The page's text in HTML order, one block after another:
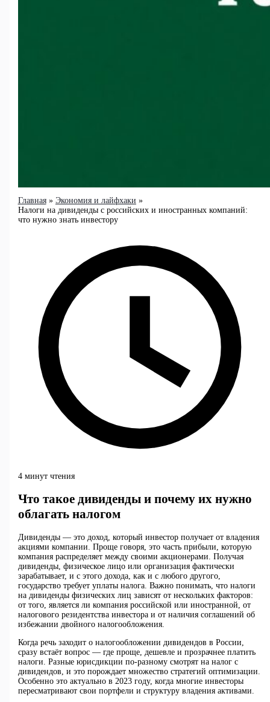
Главная
Экономия и лайфхаки
Налоги на дивиденды с российских и иностранных компаний:
что нужно знать инвестору
4 минут чтения
Что такое дивиденды и почему их нужно
облагать налогом
Дивиденды — это доход, который инвестор получает от владения
акциями компании. Проще говоря, это часть прибыли, которую
компания распределяет между своими акционерами. Получая
дивиденды, физическое лицо или организация фактически
зарабатывает, и с этого дохода, как и с любого другого,
государство требует уплаты налога. Важно понимать, что налоги
на дивиденды физических лиц зависят от нескольких факторов:
от того, является ли компания российской или иностранной, от
налогового резидентства инвестора и от наличия соглашений об
избежании двойного налогообложения.
Когда речь заходит о налогообложении дивидендов в России,
сразу встаёт вопрос — где проще, дешевле и прозрачнее платить
налоги. Разные юрисдикции по-разному смотрят на налог с
дивидендов, и это порождает множество стратегий оптимизации.
Особенно это актуально в 2023 году, когда многие инвесторы
пересматривают свои портфели и структуру владения активами.